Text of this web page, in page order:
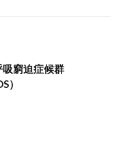
吸窮迫症候群
）